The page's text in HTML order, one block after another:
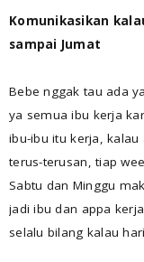
Komunikasikan
sampai Jumat
Bebe nggak tau ada
ya semua ibu kerja
ibu-ibu itu kerja,
terus-terusan, tiap
Sabtu dan Minggu
jadi ibu dan appa
selalu bilang kalau